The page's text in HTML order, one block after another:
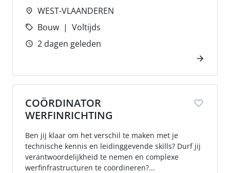
WEST-VLAANDEREN
Bouw
Voltijds
2 dagen geleden
COÖRDINATOR
WERFINRICHTING
Ben jij klaar om het verschil te maken met je
technische kennis en leidinggevende skills? Durf jij
verantwoordelijkheid te nemen en complexe
werfinfrastructuren te coördineren?...